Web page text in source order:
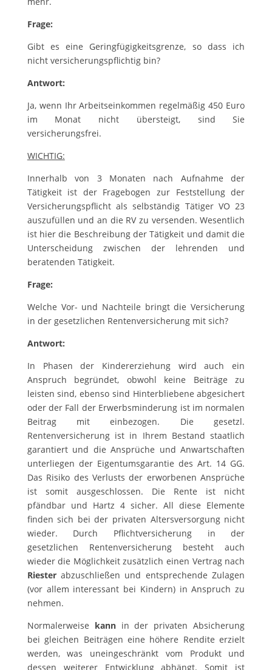
Frage:
Gibt es eine Geringfügigkeitsgrenze, so dass ich
nicht versicherungspflichtig bin?
Antwort:
Ja, wenn Ihr Arbeitseinkommen regelmäßig 450 Euro
im Monat nicht übersteigt, sind Sie
versicherungsfrei.
WICHTIG:
Innerhalb von 3 Monaten nach Aufnahme der
Tätigkeit ist der Fragebogen zur Feststellung der
Versicherungspflicht als selbständig Tätiger VO 23
auszufüllen und an die RV zu versenden. Wesentlich
ist hier die Beschreibung der Tätigkeit und damit die
Unterscheidung zwischen der lehrenden und
beratenden Tätigkeit.
Frage:
Welche Vor- und Nachteile bringt die Versicherung
in der gesetzlichen Rentenversicherung mit sich?
Antwort:
In Phasen der Kindererziehung wird auch ein
Anspruch begründet, obwohl keine Beiträge zu
leisten sind, ebenso sind Hinterbliebene abgesichert
oder der Fall der Erwerbsminderung ist im normalen
Beitrag mit einbezogen. Die gesetzl.
Rentenversicherung ist in Ihrem Bestand staatlich
garantiert und die Ansprüche und Anwartschaften
unterliegen der Eigentumsgarantie des Art. 14 GG.
Das Risiko des Verlusts der erworbenen Ansprüche
ist somit ausgeschlossen. Die Rente ist nicht
pfändbar und Hartz 4 sicher. All diese Elemente
finden sich bei der privaten Altersversorgung nicht
wieder. Durch Pflichtversicherung in der
gesetzlichen Rentenversicherung besteht auch
wieder die Möglichkeit zusätzlich einen Vertrag nach
Riesterabzuschließen und entsprechende Zulagen
(vor allem interessant bei Kindern) in Anspruch zu
nehmen.
Normalerweise kannin der privaten Absicherung
bei gleichen Beiträgen eine höhere Rendite erzielt
werden, was uneingeschränkt vom Produkt und
dessen weiterer Entwicklung abhängt. Somit ist